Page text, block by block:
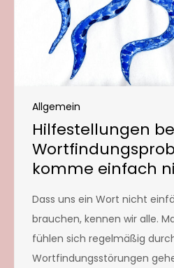
Allgemein
Hilfestellungen
komme einfach
Dass uns ein Wort nicht
brauchen, kennen wir alle.
fühlen sich regelmäßig
Wortfindungsstörungen